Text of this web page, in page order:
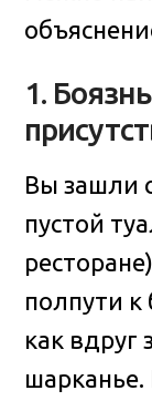
1.
Вы зашли
пустой
полпути
как вдруг